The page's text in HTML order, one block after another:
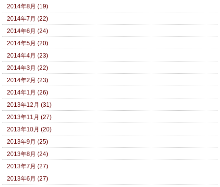
2014年8月 (19)
2014年7月 (22)
2014年6月 (24)
2014年5月 (20)
2014年4月 (23)
2014年3月 (22)
2014年2月 (23)
2014年1月 (26)
2013年12月 (31)
2013年11月 (27)
2013年10月 (20)
2013年9月 (25)
2013年8月 (24)
2013年7月 (27)
2013年6月 (27)